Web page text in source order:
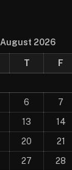
August 2026
T F
6 7
13 14
20 21
27 28